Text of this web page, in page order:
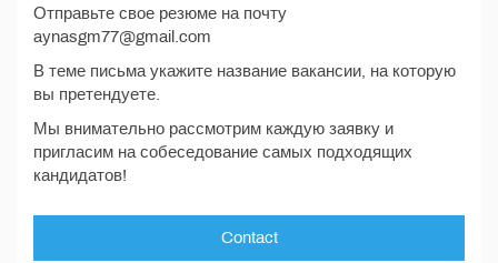
Отправьте свое резюме на почту
aynasgm77@gmail.com
В теме письма укажите название вакансии, на которую
вы претендуете.
Мы внимательно рассмотрим каждую заявку и
пригласим на собеседование самых подходящих
кандидатов!
Contact